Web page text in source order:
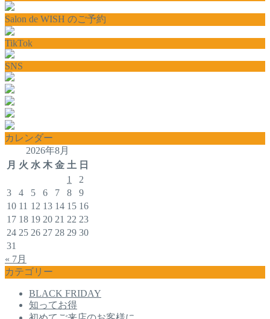
Salon de WISH のご予約
TikTok
SNS
カレンダー
2026年8月
月 火 水 木 金 土 日
1
2
3
4 5 6 7 8
9
10 11 12 13 14 15 16
17 18 19 20 21 22 23
24 25 26 27 28 29 30
31
« 7月
カテゴリー
BLACK FRIDAY
知ってお得